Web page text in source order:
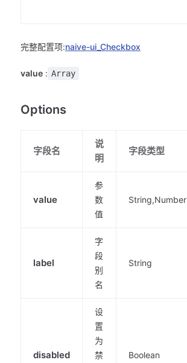
完整配置项:naive-ui_Checkbox
value : Array
Options
字段名
说
明
字段类型
value
参
数
值
String,Number
label
字
段
别
名
String
disabled
设
置
为
禁
Boolean